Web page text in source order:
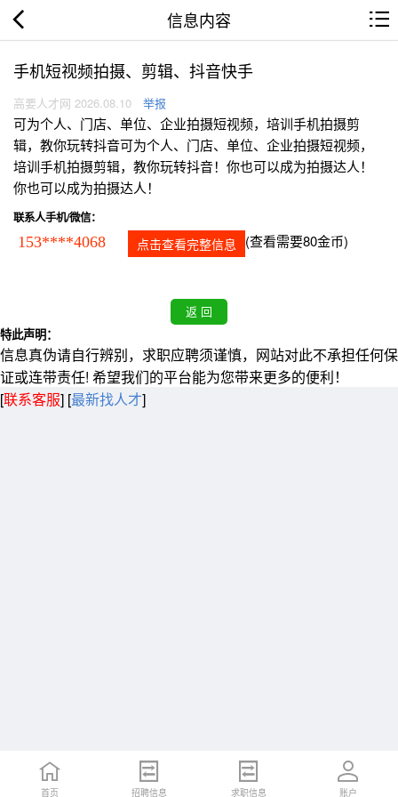
信息内容
手机短视频拍摄、剪辑、抖音快手
高要人才网 2026.08.10 举报
可为个人、门店、单位、企业拍摄短视频，培训手机拍摄剪
辑，教你玩转抖音可为个人、门店、单位、企业拍摄短视频，
培训手机拍摄剪辑，教你玩转抖音！你也可以成为拍摄达人！
你也可以成为拍摄达人！
联系人手机/微信：
153****4068 点击查看完整信息 (查看需要80金币)
特此声明：
信息真伪请自行辨别，求职应聘须谨慎，网站对此不承担任何保
证或连带责任! 希望我们的平台能为您带来更多的便利！
[联系客服] [最新找人才]
首页 招聘信息 求职信息 账户